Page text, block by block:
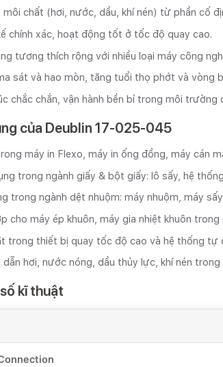
môi chất (hơi, nước, dầu, khí nén) từ phần cố
chính xác, hoạt động tốt ở tốc độ quay cao.
tương thích rộng với nhiều loại máy công
sát và hao mòn, tăng tuổi thọ phớt và vòng
chắc chắn, vận hành bền bỉ trong môi trường
của Deublin 17-025-045
máy in Flexo, máy in ống đồng, máy cán
trong ngành giấy & bột giấy: lô sấy, hệ
trong ngành dệt nhuộm: máy nhuộm, máy
cho máy ép khuôn, máy gia nhiệt khuôn trong
trong thiết bị quay tốc độ cao và hệ thống tự
dẫn hơi, nước nóng, dầu thủy lực, khí nén
kĩ thuật